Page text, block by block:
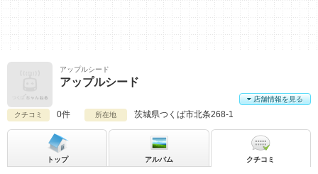
アップルシード
アップルシード
クチコミ 0件 所在地 茨城県つくば市北条268-1
店舗情報を見る
トップ アルバム クチコミ